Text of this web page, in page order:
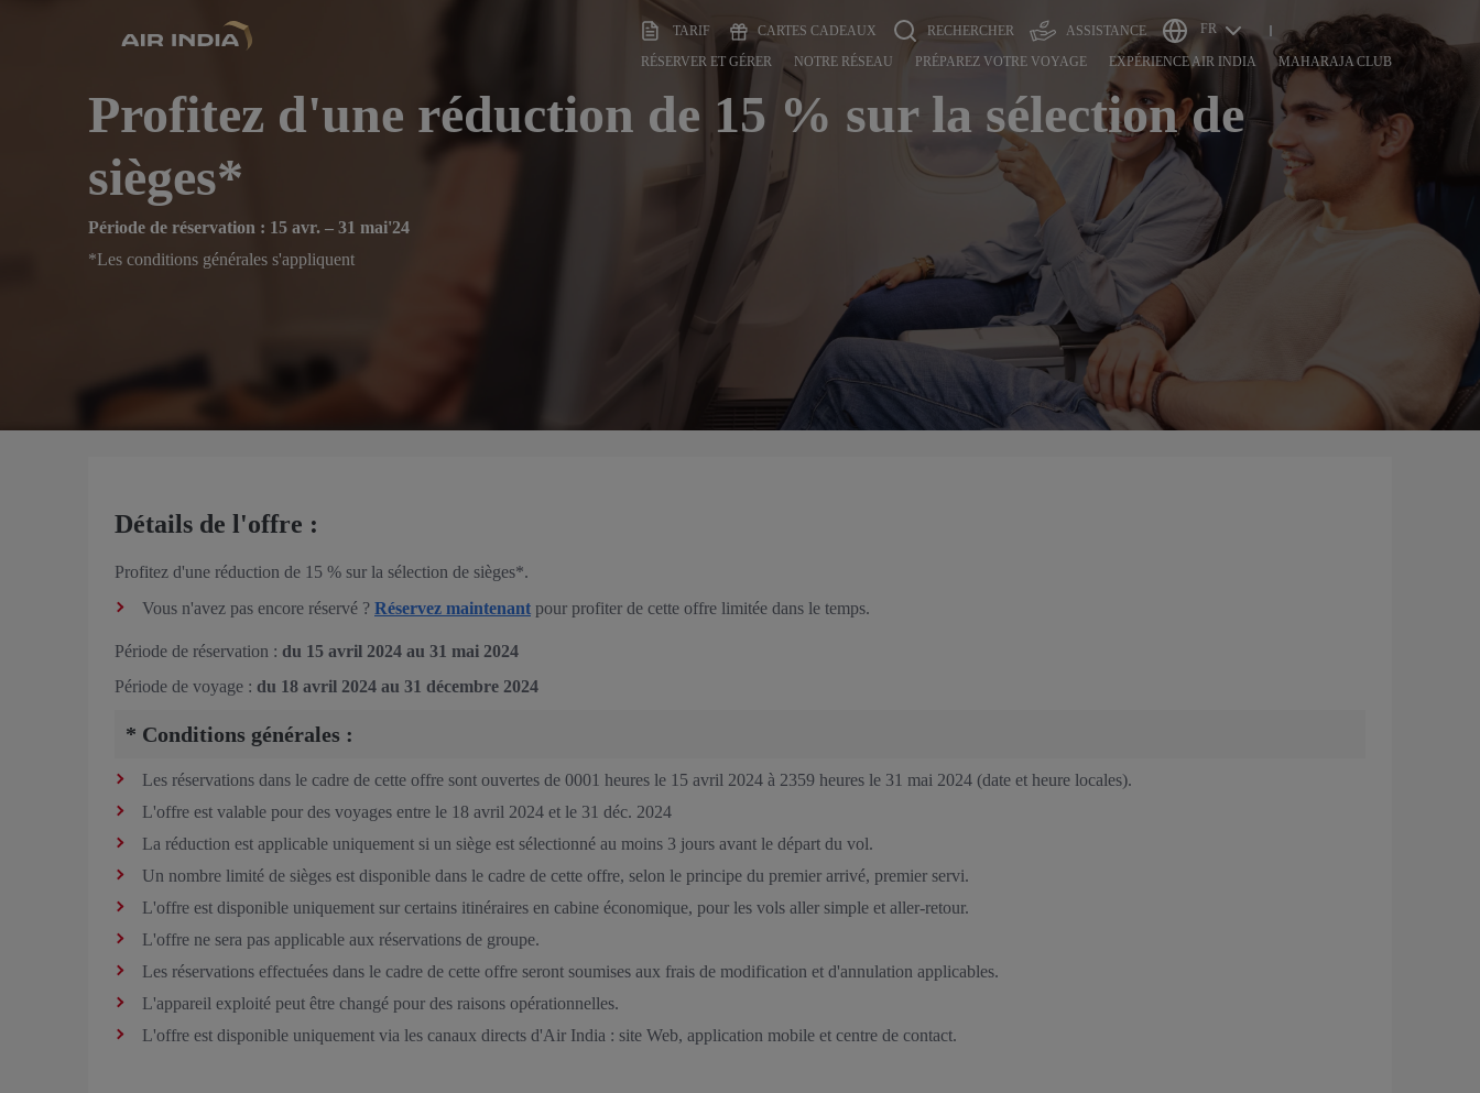
TARIF CARTES CADEAUX RECHERCHER ASSISTANCE FR
RÉSERVER ET GÉRER NOTRE RÉSEAU PRÉPAREZ VOTRE VOYAGE EXPÉRIENCE AIR INDIA MAHARAJA CLUB
Profitez d'une réduction de 15 % sur la sélection de
sièges*
Période de réservation : 15 avr. – 31 mai'24
*Les conditions générales s'appliquent
Détails de l'offre :
Profitez d'une réduction de 15 % sur la sélection de sièges*.
Vous n'avez pas encore réservé ? Réservez maintenant pour profiter de cette offre limitée dans le temps.
Période de réservation : du 15 avril 2024 au 31 mai 2024
Période de voyage : du 18 avril 2024 au 31 décembre 2024
* Conditions générales :
Les réservations dans le cadre de cette offre sont ouvertes de 0001 heures le 15 avril 2024 à 2359 heures le 31 mai 2024 (date et heure locales).
L'offre est valable pour des voyages entre le 18 avril 2024 et le 31 déc. 2024
La réduction est applicable uniquement si un siège est sélectionné au moins 3 jours avant le départ du vol.
Un nombre limité de sièges est disponible dans le cadre de cette offre, selon le principe du premier arrivé, premier servi.
L'offre est disponible uniquement sur certains itinéraires en cabine économique, pour les vols aller simple et aller-retour.
L'offre ne sera pas applicable aux réservations de groupe.
Les réservations effectuées dans le cadre de cette offre seront soumises aux frais de modification et d'annulation applicables.
L'appareil exploité peut être changé pour des raisons opérationnelles.
L'offre est disponible uniquement via les canaux directs d'Air India : site Web, application mobile et centre de contact.